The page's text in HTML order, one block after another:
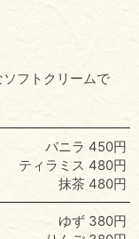
フトクリームで
バニラ 450円
ティラミス 480円
抹茶 480円
ゆず 380円